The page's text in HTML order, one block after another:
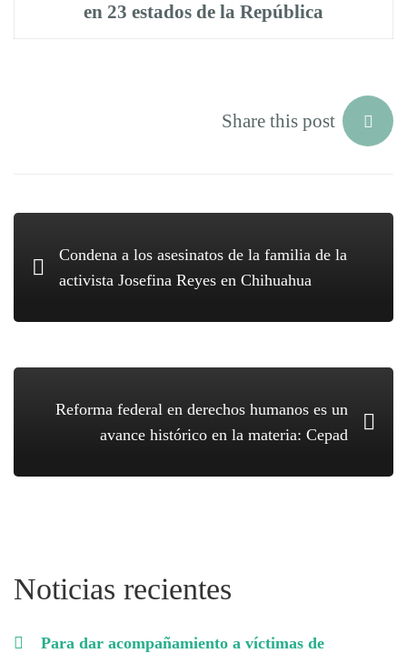
en 23 estados de la República
Share this post
Condena a los asesinatos de la familia de la
activista Josefina Reyes en Chihuahua
Reforma federal en derechos humanos es un
avance histórico en la materia: Cepad
Noticias recientes
Para dar acompañamiento a víctimas de